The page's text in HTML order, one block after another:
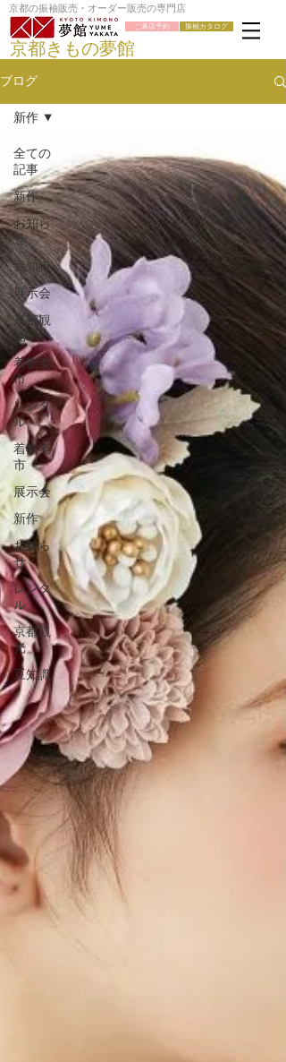
ご来店予約
京都の振袖販売・オーダー販売の専門店
京都きもの夢館
振袖カタログ
ブログ
全ての
記事
新作
お知ら
せ
豆知識
展示会
京都観
光
着物楽
市
レンタ
ル
着物楽
市
展示会
新作
お知ら
せ
レンタ
ル
京都観
光
豆知識
新作